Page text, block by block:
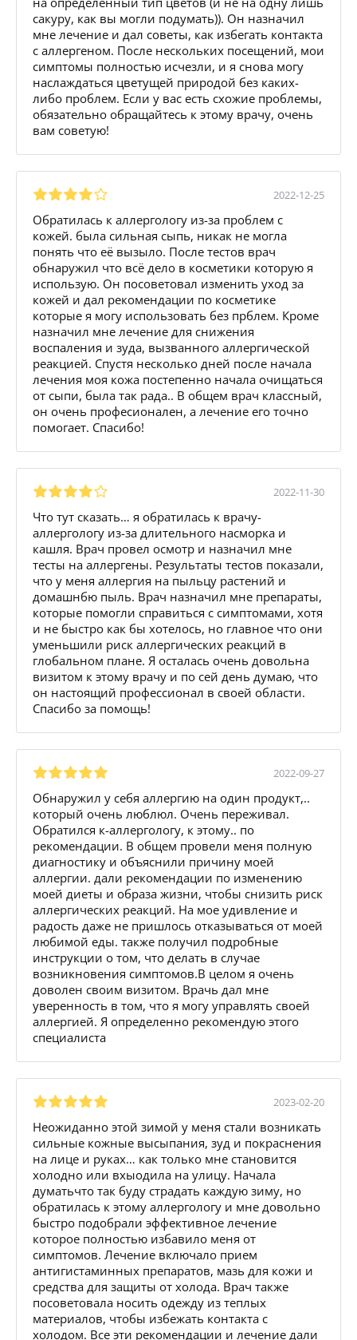
сакуру, как вы могли подумать)). Он назначил
мне лечение и дал советы, как избегать контакта
с аллергеном. После нескольких посещений, мои
симптомы полностью исчезли, и я снова могу
наслаждаться цветущей природой без каких-
либо проблем. Если у вас есть схожие проблемы,
обязательно обращайтесь к этому врачу, очень
вам советую!
2022-12-25
Обратилась к аллергологу из-за проблем с
кожей. была сильная сыпь, никак не могла
понять что её вызыло. После тестов врач
обнаружил что всё дело в косметики которую я
использую. Он посоветовал изменить уход за
кожей и дал рекомендации по косметике
которые я могу использовать без прблем. Кроме
назначил мне лечение для снижения
воспаления и зуда, вызванного аллергической
реакцией. Спустя несколько дней после начала
лечения моя кожа постепенно начала очищаться
от сыпи, была так рада.. В общем врач классный,
он очень професионален, а лечение его точно
помогает. Спасибо!
2022-11-30
Что тут сказать… я обратилась к врачу-
аллергологу из-за длительного насморка и
кашля. Врач провел осмотр и назначил мне
тесты на аллергены. Результаты тестов показали,
что у меня аллергия на пыльцу растений и
домашнбю пыль. Врач назначил мне препараты,
которые помогли справиться с симптомами, хотя
и не быстро как бы хотелось, но главное что они
уменьшили риск аллергических реакций в
глобальном плане. Я осталась очень довольна
визитом к этому врачу и по сей день думаю, что
он настоящий профессионал в своей области.
Спасибо за помощь!
2022-09-27
Обнаружил у себя аллергию на один продукт,..
который очень люблюл. Очень переживал.
Обратился к-аллергологу, к этому.. по
рекомендации. В общем провели меня полную
диагностику и объяснили причину моей
аллергии. дали рекомендации по изменению
моей диеты и образа жизни, чтобы снизить риск
аллергических реакций. На мое удивление и
радость даже не пришлось отказываться от моей
любимой еды. также получил подробные
инструкции о том, что делать в случае
возникновения симптомов.В целом я очень
доволен своим визитом. Врачь дал мне
уверенность в том, что я могу управлять своей
аллергией. Я определенно рекомендую этого
специалиста
2023-02-20
Неожиданно этой зимой у меня стали возникать
сильные кожные высыпания, зуд и покраснения
на лице и руках… как только мне становится
холодно или вхыодила на улицу. Начала
думатьчто так буду страдать каждую зиму, но
обратилась к этому аллергологу и мне довольно
быстро подобрали эффективное лечение
которое полностью избавило меня от
симптомов. Лечение включало прием
антигистаминных препаратов, мазь для кожи и
средства для защиты от холода. Врач также
посоветовала носить одежду из теплых
материалов, чтобы избежать контакта с
холодом. Все эти рекомендации и лечение дали